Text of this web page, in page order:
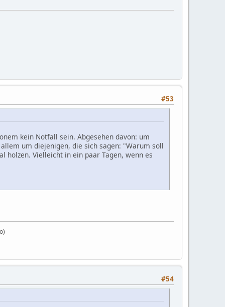
#53
kein Notfall sein. Abgesehen davon: um
um diejenigen, die sich sagen: "Warum soll
holzen. Vielleicht in ein paar Tagen, wenn es
#54